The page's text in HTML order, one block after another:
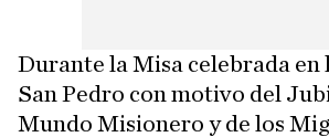
Durante la Misa celebrada en
San Pedro con motivo del
Mundo Misionero y de los